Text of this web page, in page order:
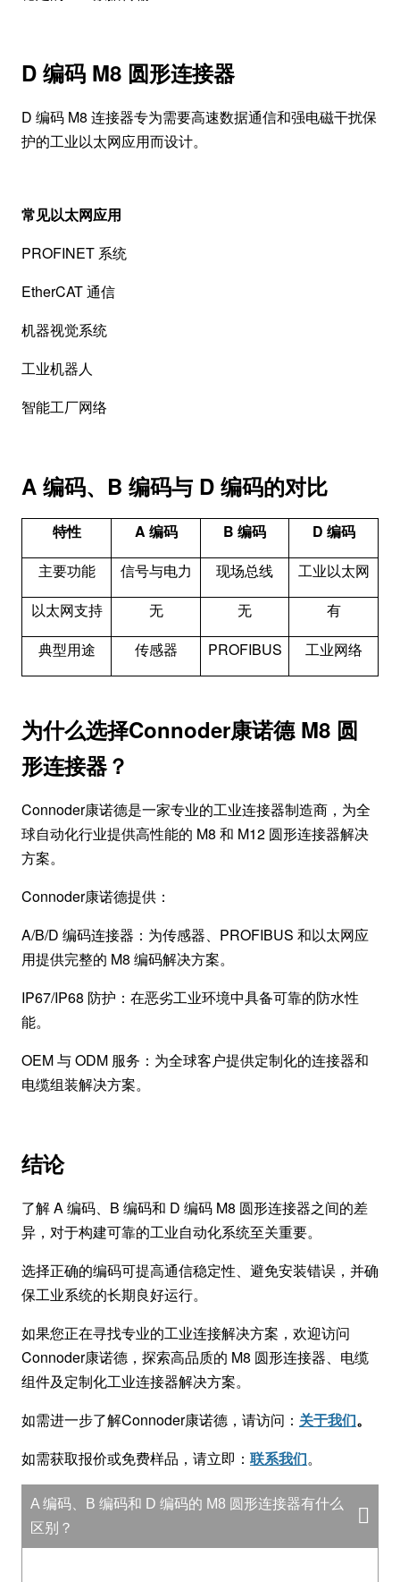
D 编码 M8 圆形连接器
D 编码 M8 连接器专为需要高速数据通信和强电磁干扰保
护的工业以太网应用而设计。
常见以太网应用
PROFINET 系统
EtherCAT 通信
机器视觉系统
工业机器人
智能工厂网络
A 编码、B 编码与 D 编码的对比
特性 A 编码 B 编码
D 编码
主要功能
信号与电力 现场总线
工业以太网
以太网支持
无 无
有
典型用途
传感器 PROFIBUS 工业网络
为什么选择Connoder康诺德 M8 圆
形连接器？
Connoder康诺德是一家专业的工业连接器制造商，为全
球自动化行业提供高性能的 M8 和 M12 圆形连接器解决
方案。
Connoder康诺德提供：
A/B/D 编码连接器：为传感器、PROFIBUS 和以太网应
用提供完整的 M8 编码解决方案。
IP67/IP68 防护：在恶劣工业环境中具备可靠的防水性
能。
OEM 与 ODM 服务：为全球客户提供定制化的连接器和
电缆组装解决方案。
结论
了解 A 编码、B 编码和 D 编码 M8 圆形连接器之间的差
异，对于构建可靠的工业自动化系统至关重要。
选择正确的编码可提高通信稳定性、避免安装错误，并确
保工业系统的长期良好运行。
如果您正在寻找专业的工业连接解决方案，欢迎访问
Connoder康诺德，探索高品质的 M8 圆形连接器、电缆
组件及定制化工业连接器解决方案。
如需进一步了解Connoder康诺德，请访问： 关于我们。
如需获取报价或免费样品，请立即： 联系我们。
A 编码、B 编码和 D 编码的 M8 圆形连接器有什么
区别？